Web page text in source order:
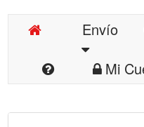
Envío
Mi